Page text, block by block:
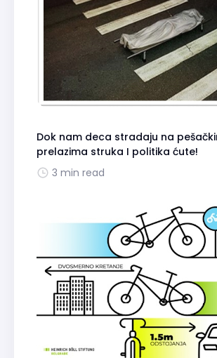
Dok nam deca stradaju na
prelazima struka I politika ćute!
3 min read